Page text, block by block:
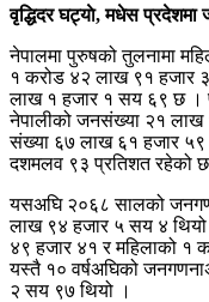
वृद्धिदर घट्याे, मधेस
नेपालमा पुरुषको तुलनामा
१ करोड ४२ लाख ९१ हजार
लाख १ हजार १ सय ६९ छ ।
नेपालीको जनसंख्या २१ लाख
संख्या ६७ लाख ६१ हजार ५९
दशमलव ९३ प्रतिशत रहेको
यसअघि २०६८ सालको
लाख ९४ हजार ५ सय ४
४९ हजार ४१ र महिलाको १
यस्तै १० वर्षअघिको
२ सय ९७ थियो ।